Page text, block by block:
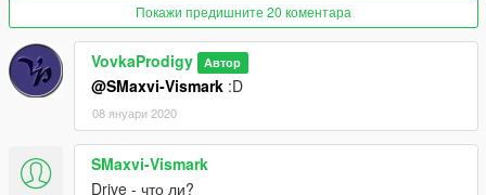
Update Textures wheel
Покажи предишните 20 коментара
VovkaProdigy Автор
@SMaxvi-Vismark :D
08 януари 2020
SMaxvi-Vismark
Drive - что ли?